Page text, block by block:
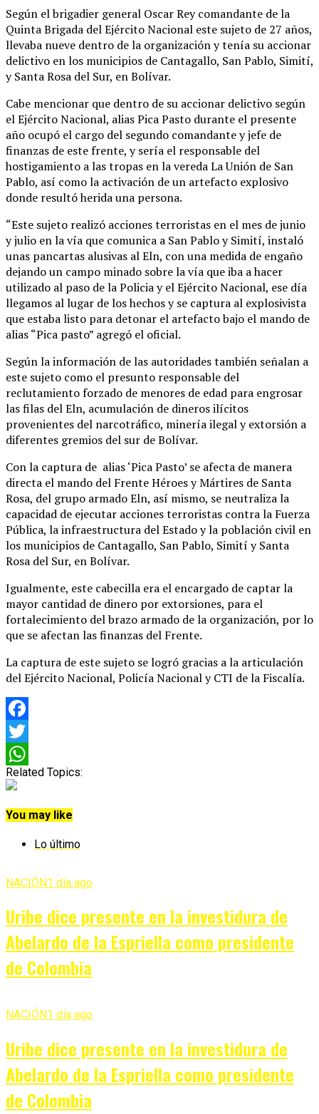
Según el brigadier general Oscar Rey comandante de la
Quinta Brigada del Ejército Nacional este sujeto de 27 años,
llevaba nueve dentro de la organización y tenía su accionar
delictivo en los municipios de Cantagallo, San Pablo, Simití,
y Santa Rosa del Sur, en Bolívar.
Cabe mencionar que dentro de su accionar delictivo según
el Ejército Nacional, alias Pica Pasto durante el presente
año ocupó el cargo del segundo comandante y jefe de
finanzas de este frente, y sería el responsable del
hostigamiento a las tropas en la vereda La Unión de San
Pablo, así como la activación de un artefacto explosivo
donde resultó herida una persona.
“Este sujeto realizó acciones terroristas en el mes de junio
y julio en la vía que comunica a San Pablo y Simití, instaló
unas pancartas alusivas al Eln, con una medida de engaño
dejando un campo minado sobre la vía que iba a hacer
utilizado al paso de la Policia y el Ejército Nacional, ese día
llegamos al lugar de los hechos y se captura al explosivista
que estaba listo para detonar el artefacto bajo el mando de
alias “Pica pasto” agregó el oficial.
Según la información de las autoridades también señalan a
este sujeto como el presunto responsable del
reclutamiento forzado de menores de edad para engrosar
las filas del Eln, acumulación de dineros ilícitos
provenientes del narcotráfico, minería ilegal y extorsión a
diferentes gremios del sur de Bolívar.
Con la captura de alias ‘Pica Pasto’ se afecta de manera
directa el mando del Frente Héroes y Mártires de Santa
Rosa, del grupo armado Eln, así mismo, se neutraliza la
capacidad de ejecutar acciones terroristas contra la Fuerza
Pública, la infraestructura del Estado y la población civil en
los municipios de Cantagallo, San Pablo, Simití y Santa
Rosa del Sur, en Bolívar.
Igualmente, este cabecilla era el encargado de captar la
mayor cantidad de dinero por extorsiones, para el
fortalecimiento del brazo armado de la organización, por lo
que se afectan las finanzas del Frente.
La captura de este sujeto se logró gracias a la articulación
del Ejército Nacional, Policía Nacional y CTI de la Fiscalía.
Facebook
Twitter
WhatsApp
Related Topics:
You may like
Lo último
NACIÓN1 día ago
Uribe dice presente en la investidura de
Abelardo de la Espriella como presidente
de Colombia
NACIÓN1 día ago
Uribe dice presente en la investidura de
Abelardo de la Espriella como presidente
de Colombia